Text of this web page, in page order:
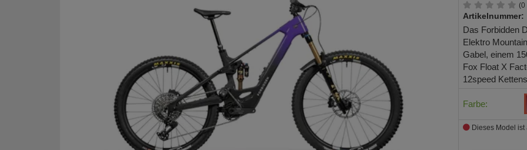
(0
Artikelnummer:
Das Forbidden
Elektro
Gabel, einem
Fox Float X
12speed
Farbe:
Dieses Model